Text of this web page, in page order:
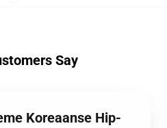
Say
Koreaanse Hip-